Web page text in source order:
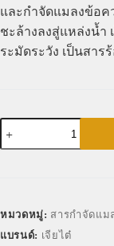
และกำจัดแมลงข้อค
ชะล้างลงสู่แหล่งน้ำ
ระมัดระวัง เป็นสา
หมวดหมู่: สารกำจัดแม
แบรนด์: เจียไต๋